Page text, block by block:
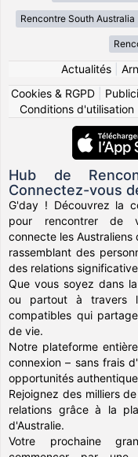
Rencontre South Australia
Actualités|
Cookies & RGPD
Conditions d'utilisation|
Hub de
Connectez-vous
G'day ! Découvrez la
pour rencontrer de
connecte les
rassemblant des
des relations
Que vous soyez dans
ou partout à travers
compatibles qui
de vie.
Notre plateforme
connexion – sans frais
opportunités
Rejoignez des milliers
relations grâce à la
d'Australie.
Votre prochaine